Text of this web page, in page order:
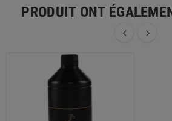
PRODUIT ONT
 